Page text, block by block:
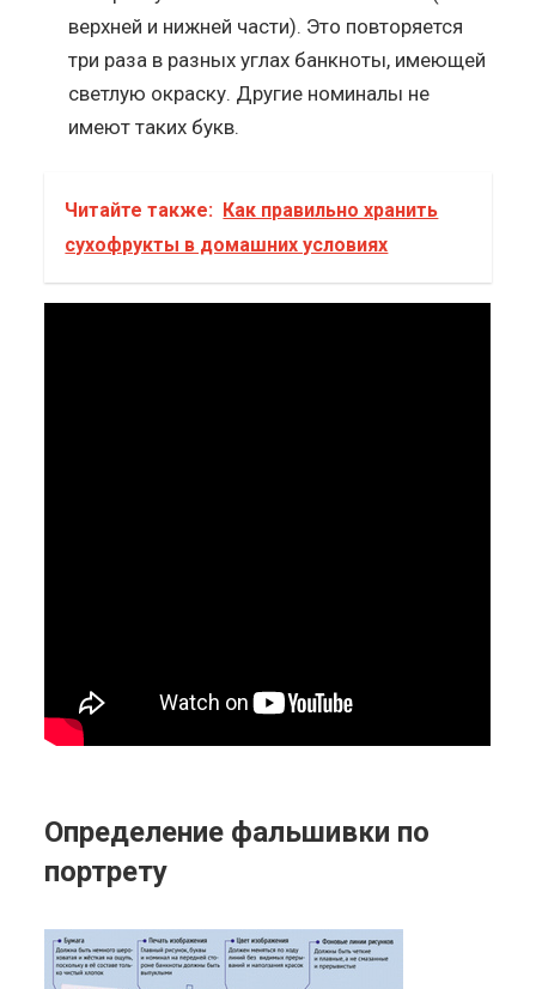
верхней и нижней части). Это повторяется
три раза в разных углах банкноты, имеющей
светлую окраску. Другие номиналы не
имеют таких букв.
Читайте также: Как правильно хранить
сухофрукты в домашних условиях
Определение фальшивки по
портрету